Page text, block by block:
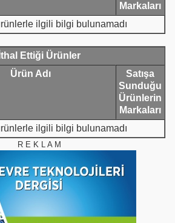
Markaları
ilgili bilgi bulunamadı
İthal Ettiği Ürünler
Ürün Adı
Satışa
Sunduğu
Ürünlerin
Markaları
ilgili bilgi bulunamadı
R E K L A M